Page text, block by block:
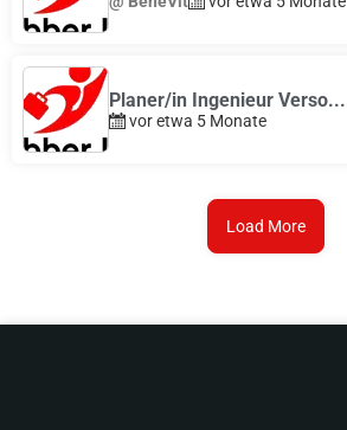
Planer/in Ingenieur Verso...
vor etwa 5 Monate
Load More